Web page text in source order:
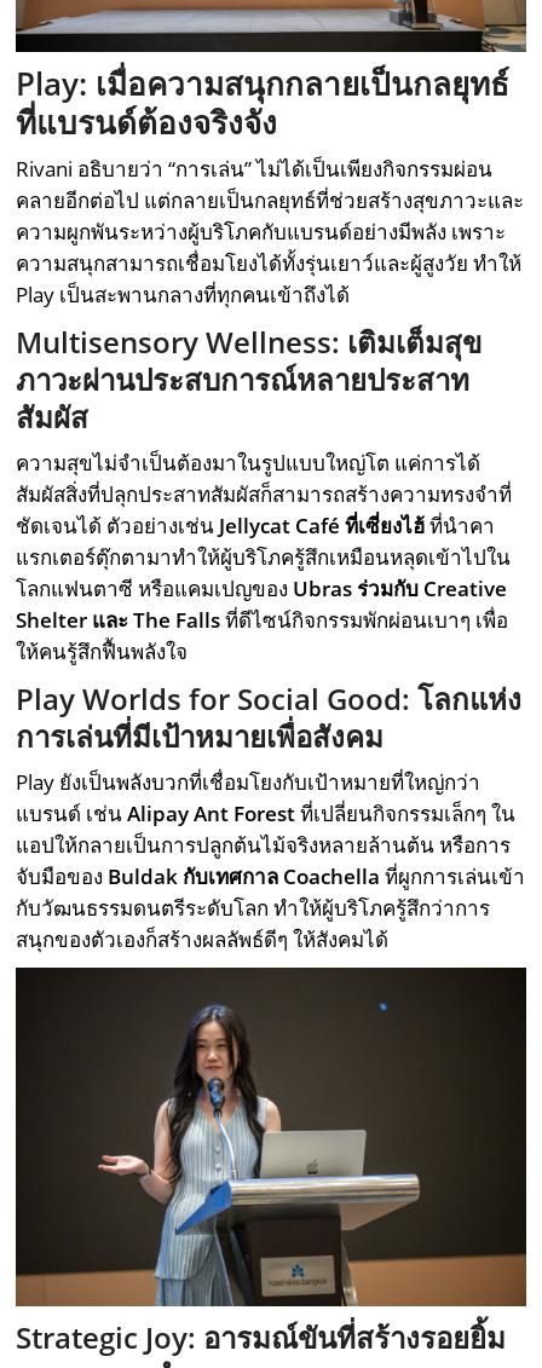
Play: เมื่อความสนุกกลายเป็นกลยุทธ์
ที่แบรนด์ต้องจริงจัง
Rivani อธิบายว่า “การเล่น” ไม่ได้เป็นเพียงกิจกรรมผ่อน
คลายอีกต่อไป แต่กลายเป็นกลยุทธ์ที่ช่วยสร้างสุขภาวะและ
ความผูกพันระหว่างผู้บริโภคกับแบรนด์อย่างมีพลัง เพราะ
ความสนุกสามารถเชื่อมโยงได้ทั้งรุ่นเยาว์และผู้สูงวัย ทำให้
Play เป็นสะพานกลางที่ทุกคนเข้าถึงได้
Multisensory Wellness: เติมเต็มสุข
ภาวะผ่านประสบการณ์หลายประสาท
สัมผัส
ความสุขไม่จำเป็นต้องมาในรูปแบบใหญ่โต แค่การได้
สัมผัสสิ่งที่ปลุกประสาทสัมผัสก็สามารถสร้างความทรงจำที่
ชัดเจนได้ ตัวอย่างเช่น Jellycat Café ที่เซี่ยงไฮ้ที่นำคา
แรกเตอร์ตุ๊กตามาทำให้ผู้บริโภครู้สึกเหมือนหลุดเข้าไปใน
โลกแฟนตาซี หรือแคมเปญของ Ubras ร่วมกับ Creative
Shelter และ The Fallsที่ดีไซน์กิจกรรมพักผ่อนเบาๆ เพื่อ
ให้คนรู้สึกฟื้นพลังใจ
Play Worlds for Social Good: โลกแห่ง
การเล่นที่มีเป้าหมายเพื่อสังคม
Play ยังเป็นพลังบวกที่เชื่อมโยงกับเป้าหมายที่ใหญ่กว่า
แบรนด์ เช่นAlipay Ant Forestที่เปลี่ยนกิจกรรมเล็กๆ ใน
แอปให้กลายเป็นการปลูกต้นไม้จริงหลายล้านต้น หรือการ
จับมือของ Buldak กับเทศกาล Coachella ที่ผูกการเล่นเข้า
กับวัฒนธรรมดนตรีระดับโลก ทำให้ผู้บริโภครู้สึกว่าการ
สนุกของตัวเองก็สร้างผลลัพธ์ดีๆ ให้สังคมได้
Strategic Joy: อารมณ์ขันที่สร้างรอยยิ้ม